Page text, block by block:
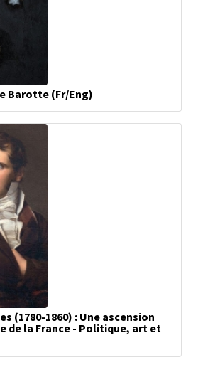
Barotte (Fr/Eng)
(1780-1860) : Une ascension
de la France - Politique, art et